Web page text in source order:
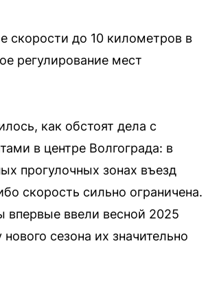
скорости до 10 километров в
регулирование мест
как обстоят дела с
в центре Волгограда: в
прогулочных зонах въезд
скорость сильно ограничена.
впервые ввели весной 2025
нового сезона их значительно